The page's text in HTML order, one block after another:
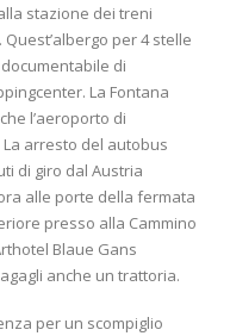
stazione dei treni
per 4 stelle
di
La Fontana
l’aeroporto di
La arresto del autobus
di giro dal Austria
alle porte della fermata
presso alla Cammino
Blaue Gans
anche un trattoria.
per un scompiglio